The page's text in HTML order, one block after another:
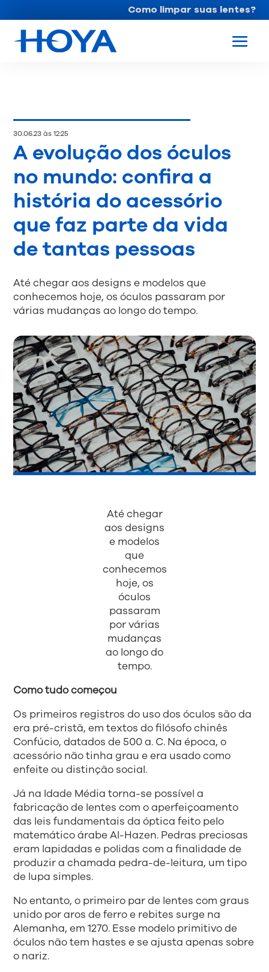
Como limpar suas lentes?
30.06.23 às 12:25
A evolução dos óculos
no mundo: confira a
história do acessório
que faz parte da vida
de tantas pessoas
Até chegar aos designs e modelos que
conhecemos hoje, os óculos passaram por
várias mudanças ao longo do tempo.
Até chegar
aos designs
e modelos
que
conhecemos
hoje, os
óculos
passaram
por várias
mudanças
ao longo do
tempo.
Como tudo começou
Os primeiros registros do uso dos óculos são da
era pré-cristã, em textos do filósofo chinês
Confúcio, datados de 500 a. C. Na época, o
acessório não tinha grau e era usado como
enfeite ou distinção social.
Já na Idade Média torna-se possível a
fabricação de lentes com o aperfeiçoamento
das leis fundamentais da óptica feito pelo
matemático árabe Al-Hazen. Pedras preciosas
eram lapidadas e polidas com a finalidade de
produzir a chamada pedra-de-leitura, um tipo
de lupa simples.
No entanto, o primeiro par de lentes com graus
unido por aros de ferro e rebites surge na
Alemanha, em 1270. Esse modelo primitivo de
óculos não tem hastes e se ajusta apenas sobre
o nariz.